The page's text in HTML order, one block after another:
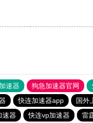
速器 狗急加速器官网
快连加速器app 国外
速器 快连vp加速器 雷